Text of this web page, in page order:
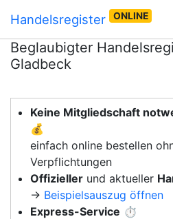
Handelsregister ONLINE
Beglaubigter
Gladbeck
Keine Mitgliedschaft
💰
einfach online bestellen
Verpflichtungen
Offizieller und aktueller
→ Beispielsauszug öffnen
Express-Service ⏱️